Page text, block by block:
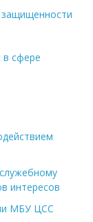
сфере
интересов
МБУ ЦСС